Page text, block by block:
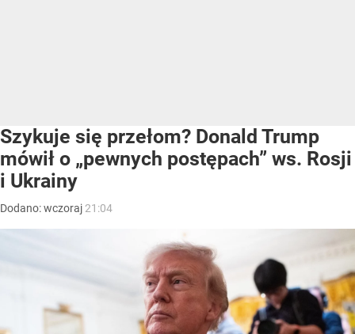
Szykuje się przełom? Donald Trump
mówił o „pewnych postępach” ws. Rosji
i Ukrainy
Dodano:wczoraj 21:04